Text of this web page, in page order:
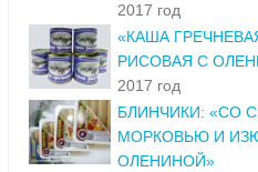
2017 год
«КАША
РИСОВАЯ С
2017 год
БЛИНЧИКИ: «СО
МОРКОВЬЮ И
ОЛЕНИНОЙ»